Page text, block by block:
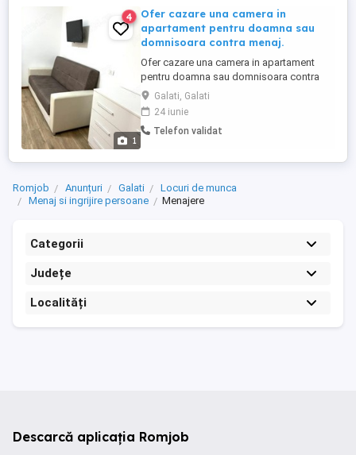
1
4
Ofer cazare una camera in
apartament pentru doamna sau
domnisoara contra menaj.
Ofer cazare una camera in apartament
pentru doamna sau domnisoara contra
menaj. Detalii la telefon.
Galati, Galati
24 iunie
Telefon validat
Romjob Anunțuri Galati
Locuri de munca
Menaj si ingrijire persoane
Menajere
Categorii
Județe
Localități
Descarcă aplicația Romjob